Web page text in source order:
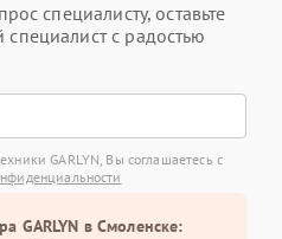
специалисту, оставьте
с радостью
GARLYN, Вы соглашаетесь с
GARLYN в Смоленске: